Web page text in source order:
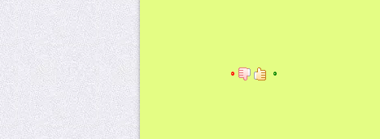
۰ ۰